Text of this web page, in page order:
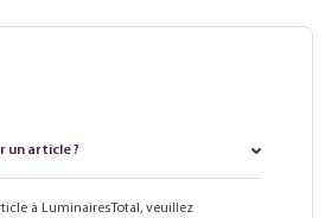
un article ?
à LuminairesTotal, veuillez